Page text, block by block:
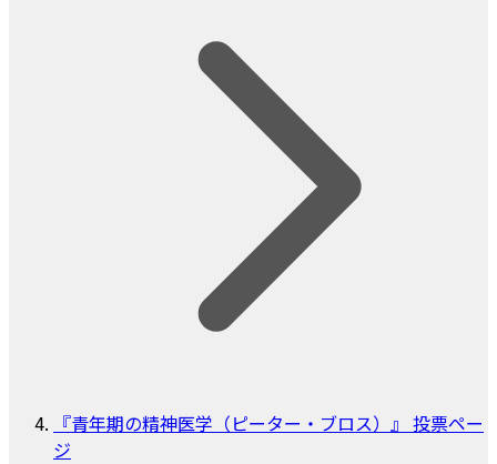
『青年期の精神医学（ピーター・ブロス）』 投票ペー
ジ